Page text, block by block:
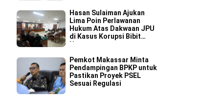
Hasan Sulaiman Ajukan
Lima Poin Perlawanan
Hukum Atas Dakwaan JPU
di Kasus Korupsi Bibit
Nanas
Pemkot Makassar Minta
Pendampingan BPKP untuk
Pastikan Proyek PSEL
Sesuai Regulasi